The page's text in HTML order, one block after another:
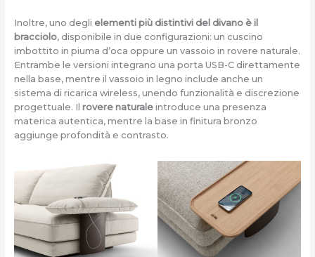
Inoltre, uno degli elementi più distintivi del divano è il
bracciolo, disponibile in due configurazioni: un cuscino
imbottito in piuma d’oca oppure un vassoio in rovere naturale.
Entrambe le versioni integrano una porta USB-C direttamente
nella base, mentre il vassoio in legno include anche un
sistema di ricarica wireless, unendo funzionalità e discrezione
progettuale. Il rovere naturaleintroduce una presenza
materica autentica, mentre la base in finitura bronzo
aggiunge profondità e contrasto.